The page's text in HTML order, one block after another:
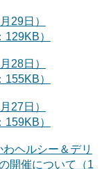
29日）
）
28日）
）
27日）
）
ヘルシー＆デリ
開催について（1